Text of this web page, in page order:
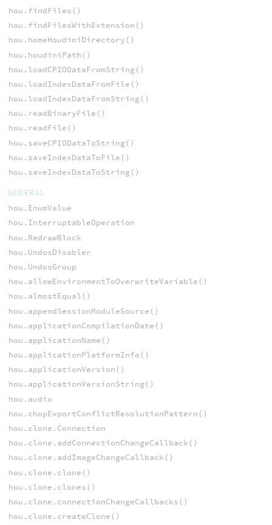
hou.findFiles()
hou.findFilesWithExtension()
hou.homeHoudiniDirectory()
hou.houdiniPath()
hou.loadCPIODataFromString()
hou.loadIndexDataFromFile()
hou.loadIndexDataFromString()
hou.readBinaryFile()
hou.readFile()
hou.saveCPIODataToString()
hou.saveIndexDataToFile()
hou.saveIndexDataToString()
GENERAL
hou.EnumValue
hou.InterruptableOperation
hou.RedrawBlock
hou.UndosDisabler
hou.UndosGroup
hou.allowEnvironmentToOverwriteVariable()
hou.almostEqual()
hou.appendSessionModuleSource()
hou.applicationCompilationDate()
hou.applicationName()
hou.applicationPlatformInfo()
hou.applicationVersion()
hou.applicationVersionString()
hou.audio
hou.chopExportConflictResolutionPattern()
hou.clone.Connection
hou.clone.addConnectionChangeCallback()
hou.clone.addImageChangeCallback()
hou.clone.clone()
hou.clone.clones()
hou.clone.connectionChangeCallbacks()
hou.clone.createClone()